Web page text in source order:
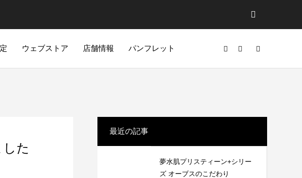
ウェブストア 店舗情報 パンフレット
た
最近の記事
夢水肌プリスティーン+シリー
ズ オーブスのこだわり